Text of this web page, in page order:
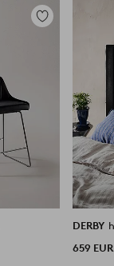
Toevoegen
DERBY
659 EUR